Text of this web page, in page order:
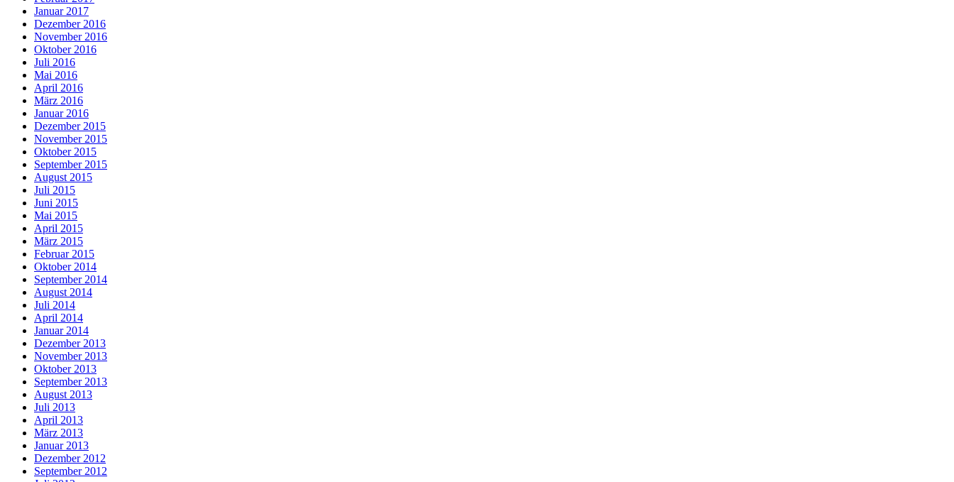
Januar 2017
Dezember 2016
November 2016
Oktober 2016
Juli 2016
Mai 2016
April 2016
März 2016
Januar 2016
Dezember 2015
November 2015
Oktober 2015
September 2015
August 2015
Juli 2015
Juni 2015
Mai 2015
April 2015
März 2015
Februar 2015
Oktober 2014
September 2014
August 2014
Juli 2014
April 2014
Januar 2014
Dezember 2013
November 2013
Oktober 2013
September 2013
August 2013
Juli 2013
April 2013
März 2013
Januar 2013
Dezember 2012
September 2012